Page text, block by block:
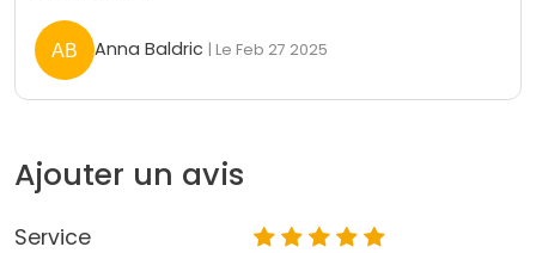
Anna Baldric | Le Feb 27 2025
Ajouter un avis
Service